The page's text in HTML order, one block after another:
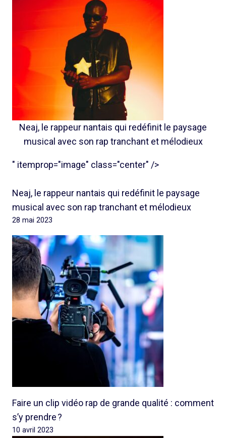
Neaj, le rappeur nantais qui redéfinit le paysage
musical avec son rap tranchant et mélodieux
" itemprop="image" class="center" />
Neaj, le rappeur nantais qui redéfinit le paysage
musical avec son rap tranchant et mélodieux
28 mai 2023
Faire un clip vidéo rap de grande qualité : comment
s’y prendre ?
10 avril 2023